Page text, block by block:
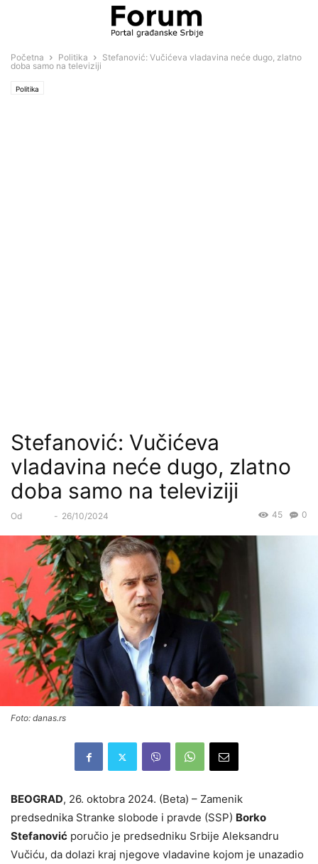
Početna Politika
Stefanović: Vučićeva vladavina neće dugo, zlatno
doba samo na televiziji
Politika
Stefanović: Vučićeva
vladavina neće dugo, zlatno
doba samo na televiziji
Od - 26/10/2024 0
45
Foto: danas.rs
BEOGRAD, 26. oktobra 2024. (Beta) – Zamenik
predsednika Stranke slobode i pravde (SSP) Borko
Stefanović poručio je predsedniku Srbije Aleksandru
Vučiću, da dolazi kraj njegove vladavine kojom je unazadio